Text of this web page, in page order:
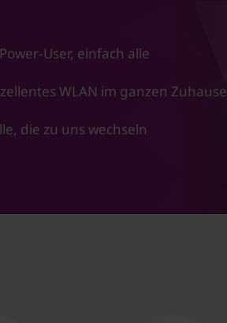
User, einfach alle
WLAN im ganzen Zuhause
die zu uns wechseln